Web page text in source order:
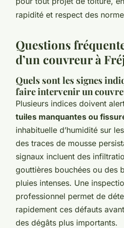
rapidité et respect des
Questions
d’un couvreur à
Quels sont les signes
faire intervenir un
Plusieurs indices doivent
tuiles manquantes ou
inhabituelle d’humidité sur
des traces de mousse
signaux incluent des
gouttières bouchées ou des
pluies intenses. Une
professionnel permet de
rapidement ces défauts
des dégâts plus importants.